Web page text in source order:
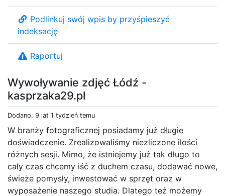
Wywoływanie zdjęć Łódź -
kasprzaka29.pl
Dodano: 9 lat 1 tydzień temu
W branży fotograficznej posiadamy już długie
doświadczenie. Zrealizowaliśmy niezliczone ilości
różnych sesji. Mimo, że istniejemy już tak długo to
cały czas chcemy iść z duchem czasu, dodawać nowe,
świeże pomysły, inwestować w sprzęt oraz w
wyposażenie naszego studia. Dlatego też możemy
Podlinkuj swój wpis by przyśpieszyć
indeksację
Raportuj